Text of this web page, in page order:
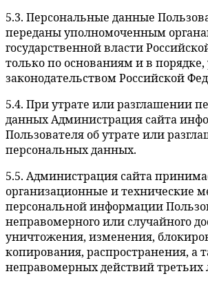
5.3. Персональные данные
переданы уполномоченным
государственной власти
только по основаниям и в
законодательством Российской
5.4. При утрате или разглашении
данных Администрация сайта
Пользователя об утрате или
персональных данных.
5.5. Администрация сайта
организационные и технические
персональной информации
неправомерного или случайного
уничтожения, изменения,
копирования, распространения, а
неправомерных действий третьих